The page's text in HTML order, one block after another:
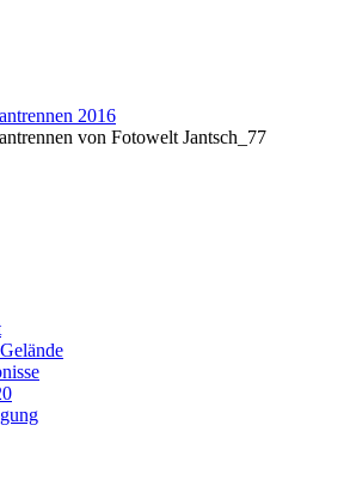
2016
von Fotowelt Jantsch_77